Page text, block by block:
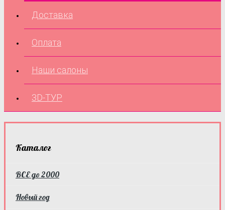
Доставка
Оплата
Наши салоны
3D-ТУР
Каталог
ВСЕ до 2000
Новый год